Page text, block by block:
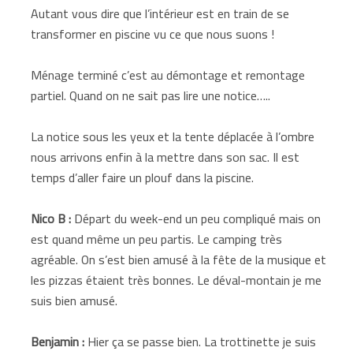
Autant vous dire que l’intérieur est en train de se
transformer en piscine vu ce que nous suons !
Ménage terminé c’est au démontage et remontage
partiel. Quand on ne sait pas lire une notice…..
La notice sous les yeux et la tente déplacée à l’ombre
nous arrivons enfin à la mettre dans son sac. Il est
temps d’aller faire un plouf dans la piscine.
Nico B :Départ du week-end un peu compliqué mais on
est quand même un peu partis. Le camping très
agréable. On s’est bien amusé à la fête de la musique et
les pizzas étaient très bonnes. Le déval-montain je me
suis bien amusé.
Benjamin :Hier ça se passe bien. La trottinette je suis